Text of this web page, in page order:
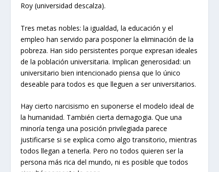
Roy (universidad descalza).
Tres metas nobles: la igualdad, la educación y el
empleo han servido para posponer la eliminación de la
pobreza. Han sido persistentes porque expresan ideales
de la población universitaria. Implican generosidad: un
universitario bien intencionado piensa que lo único
deseable para todos es que lleguen a ser universitarios.
Hay cierto narcisismo en suponerse el modelo ideal de
la humanidad. También cierta demagogia. Que una
minoría tenga una posición privilegiada parece
justificarse si se explica como algo transitorio, mientras
todos llegan a tenerla. Pero no todos quieren ser la
persona más rica del mundo, ni es posible que todos